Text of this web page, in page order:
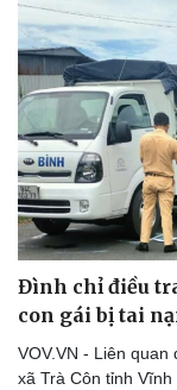
Đình chỉ điều
con gái bị tai
VOV.VN - Liên quan
xã Trà Côn tỉnh